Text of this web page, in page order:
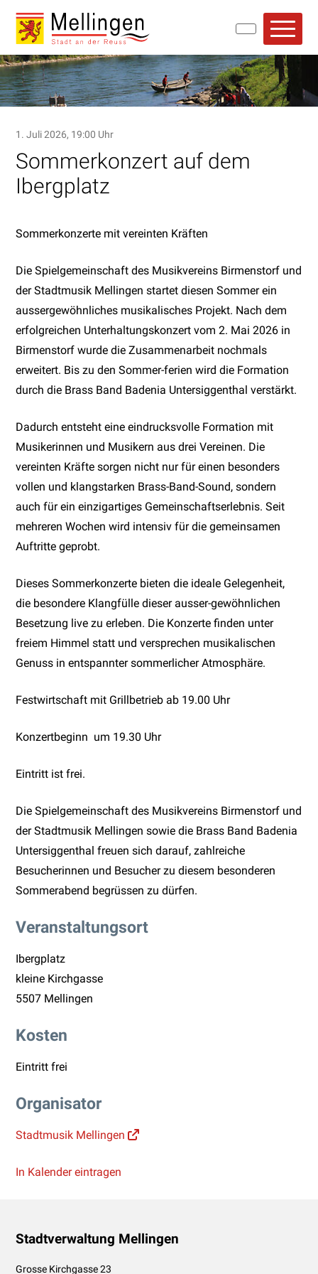
Navigieren in Mellingen
Schnellnavigation
Sommerkonzert auf dem
Ibergplatz
1. Juli 2026, 19:00 Uhr
Sommerkonzerte mit vereinten Kräften
Die Spielgemeinschaft des Musikvereins Birmenstorf und
der Stadtmusik Mellingen startet diesen Sommer ein
aussergewöhnliches musikalisches Projekt. Nach dem
erfolgreichen Unterhaltungskonzert vom 2. Mai 2026 in
Birmenstorf wurde die Zusammenarbeit nochmals
erweitert. Bis zu den Sommer-ferien wird die Formation
durch die Brass Band Badenia Untersiggenthal verstärkt.
Dadurch entsteht eine eindrucksvolle Formation mit
Musikerinnen und Musikern aus drei Vereinen. Die
vereinten Kräfte sorgen nicht nur für einen besonders
vollen und klangstarken Brass-Band-Sound, sondern
auch für ein einzigartiges Gemeinschaftserlebnis. Seit
mehreren Wochen wird intensiv für die gemeinsamen
Auftritte geprobt.
Dieses Sommerkonzerte bieten die ideale Gelegenheit,
die besondere Klangfülle dieser ausser-gewöhnlichen
Besetzung live zu erleben. Die Konzerte finden unter
freiem Himmel statt und versprechen musikalischen
Genuss in entspannter sommerlicher Atmosphäre.
Festwirtschaft mit Grillbetrieb ab 19.00 Uhr
Konzertbeginn um 19.30 Uhr
Eintritt ist frei.
Die Spielgemeinschaft des Musikvereins Birmenstorf und
der Stadtmusik Mellingen sowie die Brass Band Badenia
Untersiggenthal freuen sich darauf, zahlreiche
Besucherinnen und Besucher zu diesem besonderen
Sommerabend begrüssen zu dürfen.
Veranstaltungsort
Ibergplatz
kleine Kirchgasse
5507 Mellingen
Kosten
Eintritt frei
Organisator
Stadtmusik Mellingen
In Kalender eintragen
Footer
Stadtverwaltung Mellingen
Grosse Kirchgasse 23